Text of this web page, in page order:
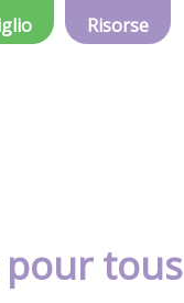
Risorse
pour tous